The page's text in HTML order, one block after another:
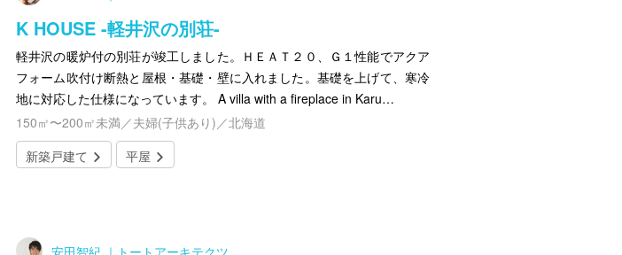
K HOUSE -軽井沢の別荘-
軽井沢の暖炉付の別荘が竣工しました。ＨＥＡＴ２０、Ｇ１性能でアクア
フォーム吹付け断熱と屋根・基礎・壁に入れました。基礎を上げて、寒冷
地に対応した仕様になっています。 A villa with a fireplace in Karu…
150㎡〜200㎡未満／夫婦(子供あり)／北海道
新築戸建て
平屋
安田智紀 ｜トートアーキテクツ